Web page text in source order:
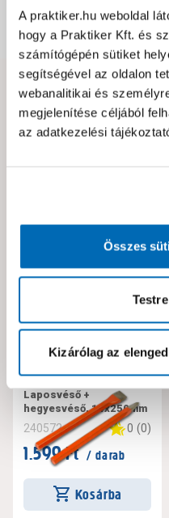
A praktiker.hu weboldal
hogy a Praktiker Kft. és
számítógépén sütiket
segítségével az oldalon
webanalitikai és
megjelenítése céljából
az adatkezelési
Összes
Kizárólag az
Dokumentumok,
Hibát találtál az
Kérjük
Laposvéső +
hegyesvéső, 14x250mm
240572 0 (0)
1.599 Ft / darab
Kosárba